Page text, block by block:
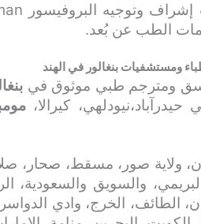
ومستشفيات بنغالور في الهند
ومترجم طبي موثوق في
كيرالا،
صور، مسقط، صحار،
والسويق والسعودية،
الطائف، الخرج، وادي